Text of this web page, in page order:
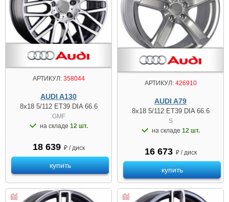
АРТИКУЛ:358044
AUDI A130
8x18 5/112 ET39 DIA 66.6
GMF
на складе 12 шт.
18 639 ₽ / диск
купить
АРТИКУЛ:426910
AUDI A79
8x18 5/112 ET39 DIA 66.6
S
на складе 12 шт.
16 673 ₽ / диск
купить